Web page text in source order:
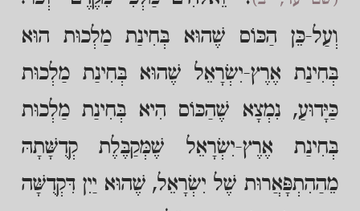
וְעַל-כֵּן הַכּוֹס שֶׁהוּא בְּחִינַת מַלְכוּת הוּא
בְּחִינַת אֶרֶץ-יִשְׂרָאֵל שֶׁהוּא בְּחִינַת מַלְכוּת
כַּיָּדוּעַ, נִמְצָא שֶׁהַכּוֹס הִיא בְּחִינַת מַלְכוּת
בְּחִינַת אֶרֶץ-יִשְׂרָאֵל שֶׁמְּקַבֶּלֶת קְדֻשָּׁתָהּ
מֵהַהִתְפָּאֲרוּת שֶׁל יִשְׂרָאֵל, שֶׁהוּא יַיִן דִּקְדֻשָּׁה